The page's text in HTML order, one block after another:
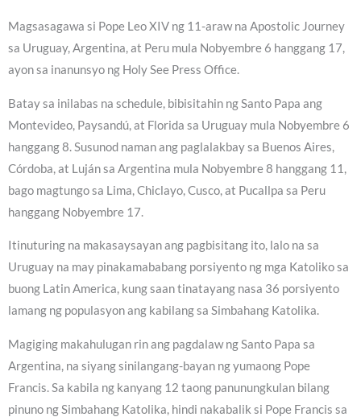
Magsasagawa si Pope Leo XIV ng 11-araw na Apostolic Journey
sa Uruguay, Argentina, at Peru mula Nobyembre 6 hanggang 17,
ayon sa inanunsyo ng Holy See Press Office.
Batay sa inilabas na schedule, bibisitahin ng Santo Papa ang
Montevideo, Paysandú, at Florida sa Uruguay mula Nobyembre 6
hanggang 8. Susunod naman ang paglalakbay sa Buenos Aires,
Córdoba, at Luján sa Argentina mula Nobyembre 8 hanggang 11,
bago magtungo sa Lima, Chiclayo, Cusco, at Pucallpa sa Peru
hanggang Nobyembre 17.
Itinuturing na makasaysayan ang pagbisitang ito, lalo na sa
Uruguay na may pinakamababang porsiyento ng mga Katoliko sa
buong Latin America, kung saan tinatayang nasa 36 porsiyento
lamang ng populasyon ang kabilang sa Simbahang Katolika.
Magiging makahulugan rin ang pagdalaw ng Santo Papa sa
Argentina, na siyang sinilangang-bayan ng yumaong Pope
Francis. Sa kabila ng kanyang 12 taong panunungkulan bilang
pinuno ng Simbahang Katolika, hindi nakabalik si Pope Francis sa